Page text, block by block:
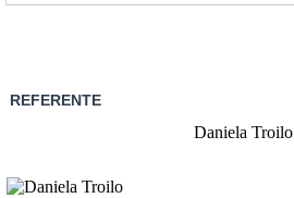
REFERENTE
Daniela Troilo